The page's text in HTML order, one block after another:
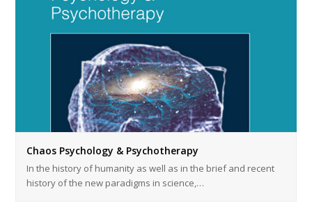
Chaos Psychology & Psychotherapy
In the history of humanity as well as in the brief and recent
history of the new paradigms in science,…